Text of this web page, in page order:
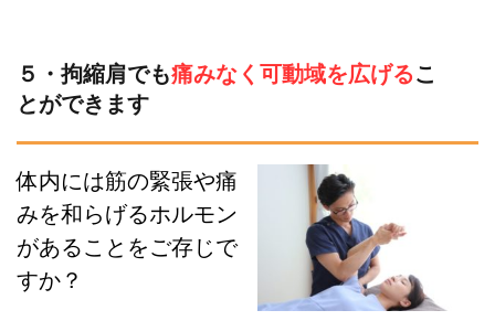
５・ 拘縮肩でも痛みなく可動域を広げるこ
とができます
体内には筋の緊張や痛
みを和らげるホルモン
があることをご存じで
すか？